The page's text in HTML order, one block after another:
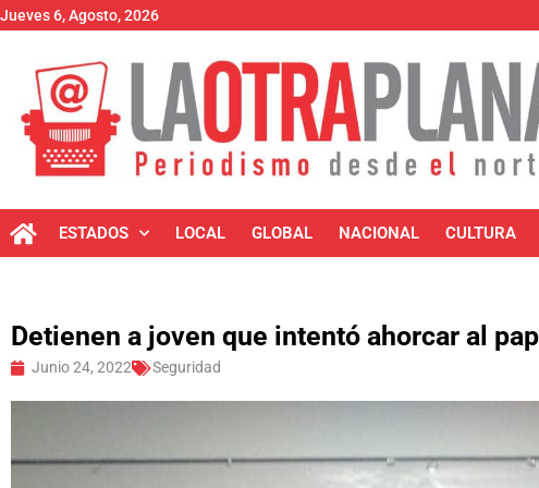
Jueves 6, Agosto, 2026
ESTADOS LOCAL GLOBAL NACIONAL CULTURA
Detienen a joven que intentó ahorcar al
Junio 24, 2022 Seguridad